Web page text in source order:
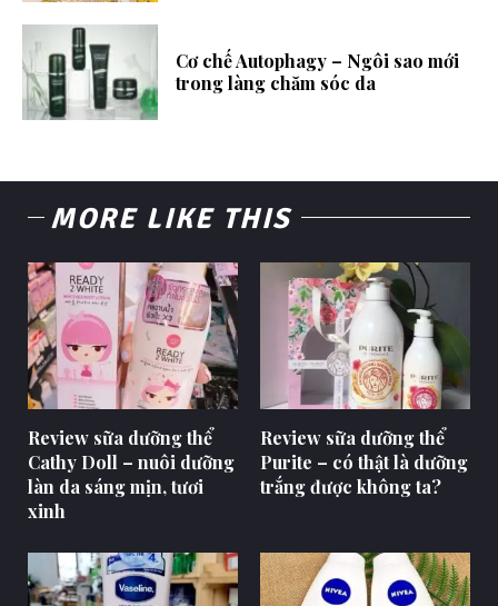
Cơ chế Autophagy – Ngôi sao mới
trong làng chăm sóc da
MORE LIKE THIS
Review sữa dưỡng thể
Cathy Doll – nuôi dưỡng
làn da sáng mịn, tươi
xinh
Review sữa dưỡng thể
Purite – có thật là dưỡng
trắng được không ta?